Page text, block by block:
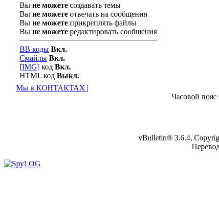
Вы не можете создавать темы
Вы не можете отвечать на сообщения
Вы не можете прикреплять файлы
Вы не можете редактировать сообщения
BB коды Вкл.
Смайлы Вкл.
[IMG] код Вкл.
HTML код Выкл.
Мы в КОНТАКТАХ |
Часовой
vBulletin® 3.6.4,